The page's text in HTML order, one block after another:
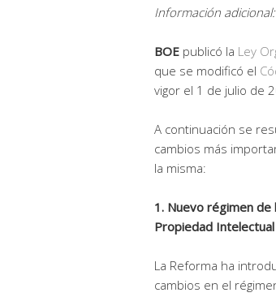
Información adicional:
BOE publicó la Ley
que se modificó el
vigor el 1 de julio de
A continuación se
cambios más
la misma:
1. Nuevo régimen
Propiedad
La Reforma ha
cambios en el